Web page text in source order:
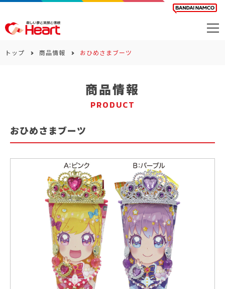
サステナビリティ
トップ 商品情報 おひめさまブーツ
商品情報
PRODUCT
おひめさまブーツ